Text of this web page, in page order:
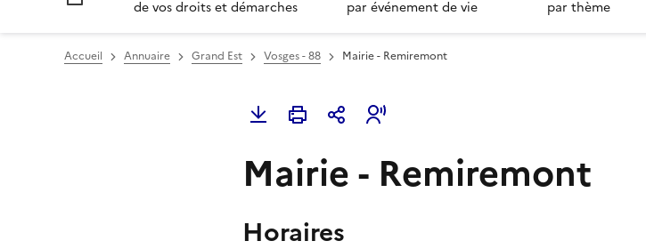
Accueil
de vos droits et démarches
par événement de vie
par thème
Accueil Annuaire Grand Est Vosges - 88 Mairie - Remiremont
Mairie - Remiremont
Horaires